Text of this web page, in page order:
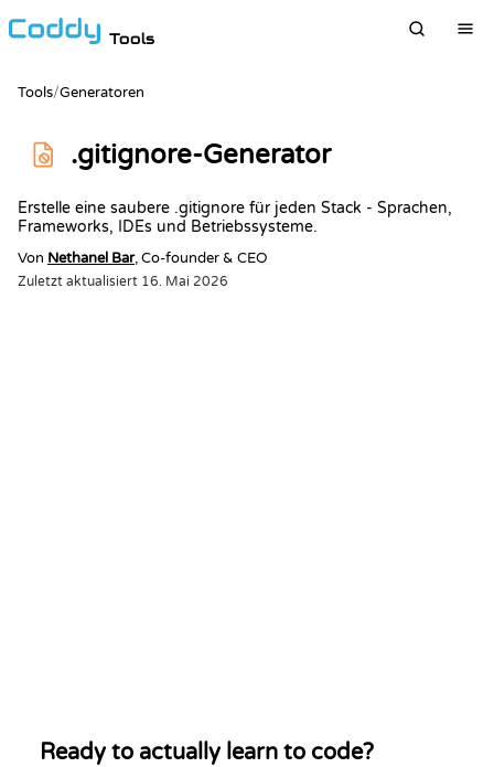
Tools
Tools/Generatoren
.gitignore-Generator
Erstelle eine saubere .gitignore für jeden Stack - Sprachen,
Frameworks, IDEs und Betriebssysteme.
Von Nethanel Bar, Co-founder & CEO
Zuletzt aktualisiert 16. Mai 2026
Ready to actually learn to code?